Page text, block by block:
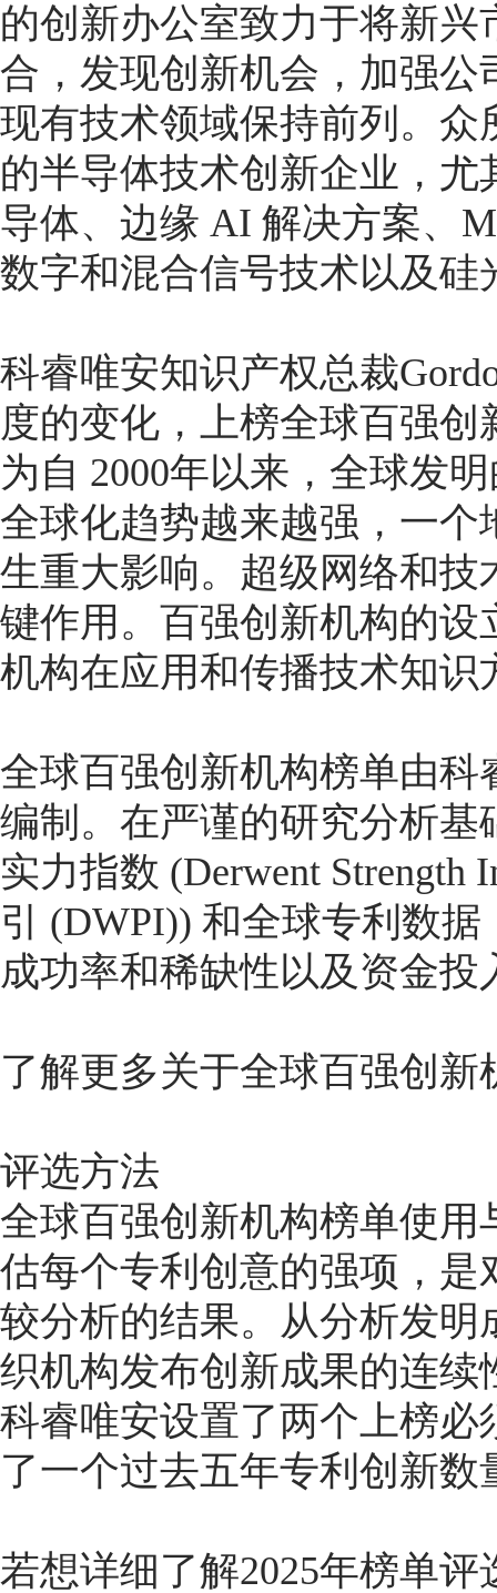
的创新办公室致力于将新
合，发现创新机会，加强
现有技术领域保持前列。
的半导体技术创新企业，
导体、边缘 AI 解决方案、
数字和混合信号技术以及硅
科睿唯安知识产权总裁
度的变化，上榜全球百强
为自 2000年以来，全球发
全球化趋势越来越强，一
生重大影响。超级网络和
键作用。百强创新机构的
机构在应用和传播技术知识
全球百强创新机构榜单由
编制。在严谨的研究分析
实力指数 (Derwent
引 (DWPI)) 和全球专利数
成功率和稀缺性以及资金投
了解更多关于全球百强创新
评选方法
全球百强创新机构榜单使
估每个专利创意的强项，
较分析的结果。从分析发
织机构发布创新成果的连
科睿唯安设置了两个上榜
了一个过去五年专利创新数
若想详细了解2025年榜单